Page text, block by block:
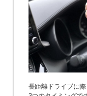
長距離ドライブに